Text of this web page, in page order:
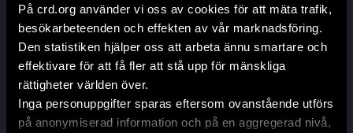
På crd.org använder vi oss av cookies för att mäta trafik,
besökarbeteenden och effekten av vår marknadsföring.
Den statistiken hjälper oss att arbeta ännu smartare och
effektivare för att få fler att stå upp för mänskliga
rättigheter världen över.
Inga personuppgifter sparas eftersom ovanstående utförs
på anonymiserad information och på en aggregerad nivå,
Huvudkontor
Civil Rights Defenders
Östgötagatan 90
SE-116 64 Stockholm, Sverige
Kontakta oss